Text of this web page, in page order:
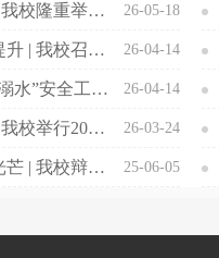
以青春赴使命，以奋斗谱华章 | 我校隆重举行2026年新发展团员入团仪式暨五四表彰大会 26-05-18
倾听心声办实事，优化服务促提升 | 我校召开后勤服务质量意见征询学生座谈会 26-04-14
我校召开2026年校园安全暨“防溺水”安全工作布置会 26-04-14
以初心赴新约，以奋进启华章 | 我校举行2025—2026学年第二学期开学典礼 26-03-24
唇枪舌剑展风采，思维碰撞绽光芒 | 我校辩论赛聚焦短视频影响 25-06-05